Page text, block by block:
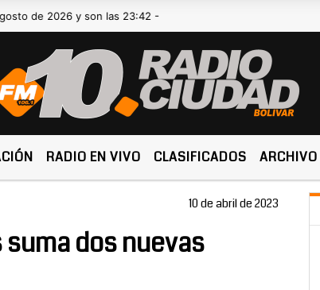
2026 y son las 23:42 -
RADIO EN VIVO CLASIFICADOS ARCHIVO
10 de abril de 2023
dos nuevas